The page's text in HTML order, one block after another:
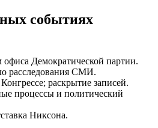
событиях
Демократической партии.
расследования СМИ.
раскрытие записей.
процессы и политический
Никсона.